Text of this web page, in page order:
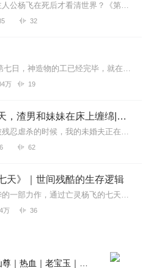
为什么余华要让主人公杨飞在死后才看清世界？《第七天》以亡灵游魂的七天见闻，拼贴出一幅当代中国底层的浮世绘：强拆下的废墟、医院太平间的弃婴、地下卖肾的作坊、火灾瞒...
32
（余华）约8H到第七日，神造物的工已经完毕，就在第七日歇了他一切的工，安息了。这可能不是余华先生最好的作品，却是他最伟大的小说，在读的过程中，我能感受到作...
万 19
我死后的第七天，渣男和妹妹在床上缠绵|知乎短篇热款
【内容简介】我被残忍虐杀的时候，我的未婚夫正在陪他的白月光过生日。他们恩爱缠绵，而我的魂魄就在一旁面无表情地看着。白无常问我是不是气得想发疯，想吃人，想变成厉鬼...
62
天》｜世间残酷的生存逻辑
《第七天》是余华的一部力作，通过亡灵杨飞的七天冥界之旅，深刻探讨了生死、人性与社会现实。小说以魔幻现实主义手法，将现实与荒诞交织，展现了生死两界的对比与联系。杨...
万 36